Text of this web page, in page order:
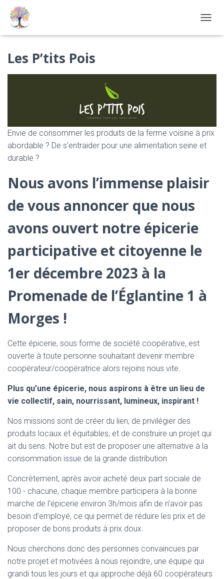
Les P’tits Pois
Envie de consommer les produits de la ferme voisine à prix
abordable ? De s’entraider pour une alimentation seine et
durable ?
Nous avons l’immense plaisir
de vous annoncer que nous
avons ouvert notre épicerie
participative et citoyenne le
1er décembre 2023 à la
Promenade de l’Églantine 1 à
Morges !
Cette épicerie, sous forme de société coopérative, est
ouverte à toute personne souhaitant devenir membre
coopérateur/coopératrice alors rejoins nous vite.
Plus qu’une épicerie, nous aspirons à être un lieu de
vie collectif, sain, nourrissant, lumineux, inspirant !
Nos missions sont de créer du lien, de privilégier des
produits locaux et équitables, et de construire un projet qui
ait du sens. Notre but est de proposer une alternative à la
consommation issue de la grande distribution
Concrètement, après avoir acheté deux part sociale de
100.- chacune, chaque membre participera à la bonne
marche de l’épicerie environ 3h/mois afin de n’avoir pas
besoin d’employé, ce qui permet de réduire les prix et de
proposer de bons produits à prix doux.
Nous cherchons donc des personnes convaincues par
notre projet et motivées à nous rejoindre, une équipe qui
grandi tous les jours et qui approche déjà 60 coopérateurs